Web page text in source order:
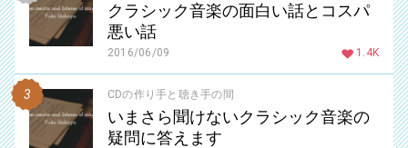
クラシック音楽の面白い話とコスパ
悪い話
2016/06/09 1.4K
CDの作り手と聴き手の間
いまさら聞けないクラシック音楽の
疑問に答えます